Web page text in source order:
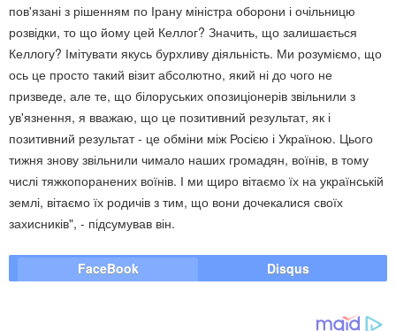
пов'язані з рішенням по Ірану міністра оборони і очільницю
розвідки, то що йому цей Келлог? Значить, що залишається
Келлогу? Імітувати якусь бурхливу діяльність. Ми розуміємо, що
ось це просто такий візит абсолютно, який ні до чого не
призведе, але те, що білоруських опозиціонерів звільнили з
ув'язнення, я вважаю, що це позитивний результат, як і
позитивний результат - це обміни між Росією і Україною. Цього
тижня знову звільнили чимало наших громадян, воїнів, в тому
числі тяжкопоранених воїнів. І ми щиро вітаємо їх на українській
землі, вітаємо їх родичів з тим, що вони дочекалися своїх
захисників", - підсумував він.
FaceBook Disqus